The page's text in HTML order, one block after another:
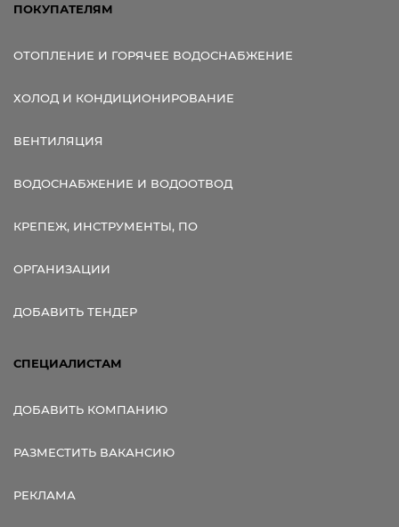
ПОКУПАТЕЛЯМ
ОТОПЛЕНИЕ И ГОРЯЧЕЕ ВОДОСНАБЖЕНИЕ
ХОЛОД И КОНДИЦИОНИРОВАНИЕ
ВЕНТИЛЯЦИЯ
ВОДОСНАБЖЕНИЕ И ВОДООТВОД
КРЕПЕЖ, ИНСТРУМЕНТЫ, ПО
ОРГАНИЗАЦИИ
ДОБАВИТЬ ТЕНДЕР
СПЕЦИАЛИСТАМ
ДОБАВИТЬ КОМПАНИЮ
РАЗМЕСТИТЬ ВАКАНСИЮ
РЕКЛАМА